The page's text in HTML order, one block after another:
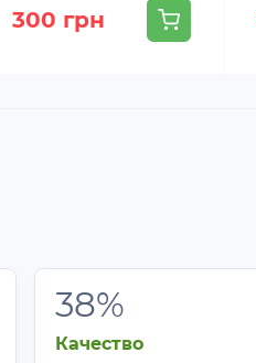
300 грн
38%
Качество